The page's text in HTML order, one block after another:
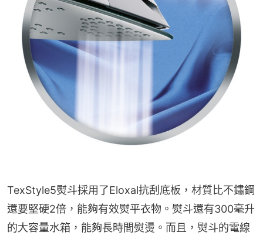
TexStyle5熨斗採用了Eloxal抗刮底板，材質比不鏽鋼
還要堅硬2倍，能夠有效熨平衣物。熨斗還有300毫升
的大容量水箱，能夠長時間熨燙。而且，熨斗的電線